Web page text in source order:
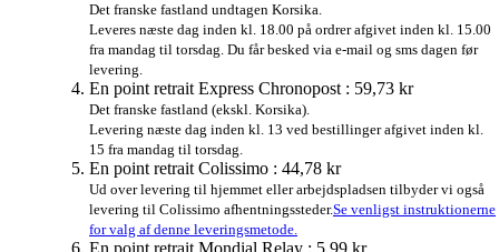
Det franske fastland undtagen Korsika.
Leveres næste dag inden kl. 18.00 på ordrer afgivet inden kl. 15.00
fra mandag til torsdag. Du får besked via e-mail og sms dagen før
levering.
En point retrait Express Chronopost : 59,73 kr
Det franske fastland (ekskl. Korsika).
Levering næste dag inden kl. 13 ved bestillinger afgivet inden kl.
15 fra mandag til torsdag.
En point retrait Colissimo : 44,78 kr
Ud over levering til hjemmet eller arbejdspladsen tilbyder vi også
levering til Colissimo afhentningssteder.Se venligst instruktionerne
for valg af denne leveringsmetode.
En point retrait Mondial Relay : 5,99 kr